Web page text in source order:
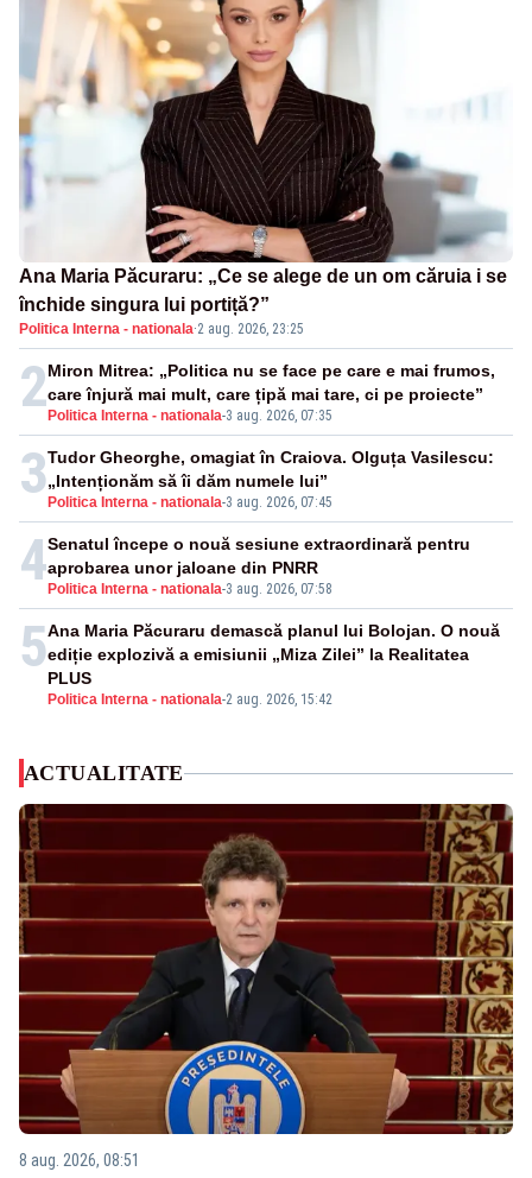
Ana Maria Păcuraru: „Ce se alege de un om căruia i se
închide singura lui portiță?”
Politica Interna - nationala·2 aug. 2026, 23:25
2 Politica Interna - nationala-3 aug. 2026, 07:35
Miron Mitrea: „Politica nu se face pe care e mai frumos,
care înjură mai mult, care țipă mai tare, ci pe proiecte”
3 Politica Interna - nationala-3 aug. 2026, 07:45
Tudor Gheorghe, omagiat în Craiova. Olguța Vasilescu:
„Intenționăm să îi dăm numele lui”
4 Politica Interna - nationala-3 aug. 2026, 07:58
Senatul începe o nouă sesiune extraordinară pentru
aprobarea unor jaloane din PNRR
5
Politica Interna - nationala-2 aug. 2026, 15:42
Ana Maria Păcuraru demască planul lui Bolojan. O nouă
ediție explozivă a emisiunii „Miza Zilei” la Realitatea
PLUS
ACTUALITATE
8 aug. 2026, 08:51